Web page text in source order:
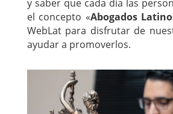
y saber que cada día las
el concepto «Abogados
WebLat para disfrutar de
ayudar a promoverlos.